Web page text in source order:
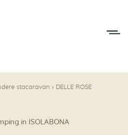
stacaravan › DELLE ROSE
in ISOLABONA